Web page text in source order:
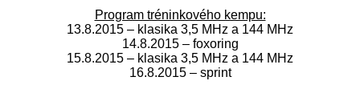
Program tréninkového kempu:
13.8.2015 – klasika 3,5 MHz a 144 MHz
14.8.2015 – foxoring
15.8.2015 – klasika 3,5 MHz a 144 MHz
16.8.2015 – sprint